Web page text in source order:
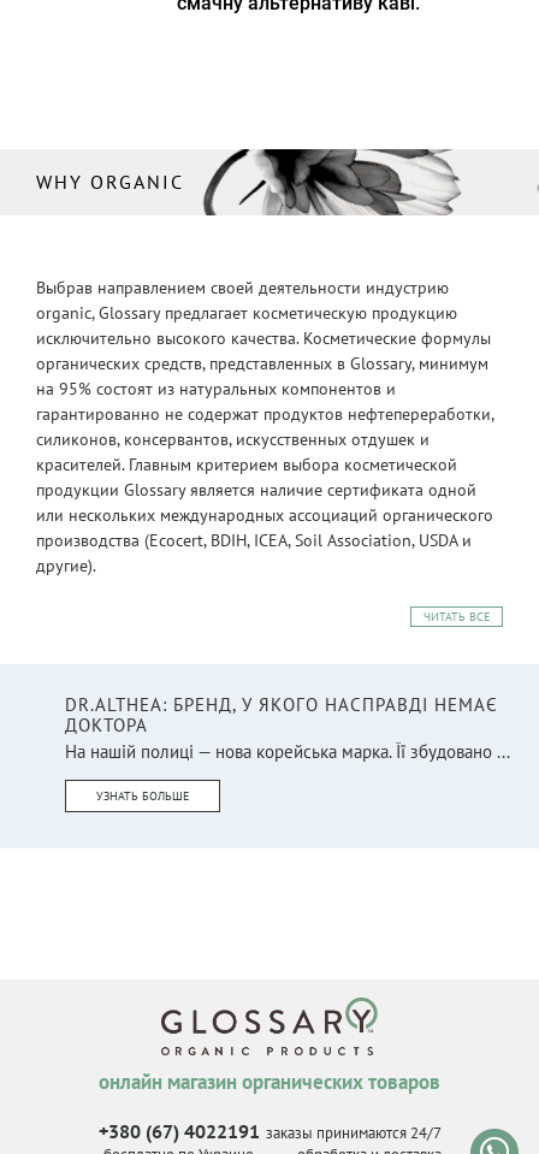
WHY ORGANIC
Выбрав направлением своей деятельности индустрию
organic, Glossary предлагает косметическую продукцию
исключительно высокого качества. Косметические формулы
органических средств, представленных в Glossary, минимум
на 95% состоят из натуральных компонентов и
гарантированно не содержат продуктов нефтепереработки,
силиконов, консервантов, искусственных отдушек и
красителей. Главным критерием выбора косметической
продукции Glossary является наличие сертификата одной
или нескольких международных ассоциаций органического
производства (Ecocert, BDIH, ICEA, Soil Association, USDA и
другие).
ЧИТАТЬ ВСЕ
DR.ALTHEA: БРЕНД, У ЯКОГО НАСПРАВДІ НЕМАЄ
ДОКТОРА
На нашій полиці — нова корейська марка. Її збудовано ...
УЗНАТЬ БОЛЬШЕ
онлайн магазин органических товаров
+380 (67) 4022191 заказы принимаются 24/7